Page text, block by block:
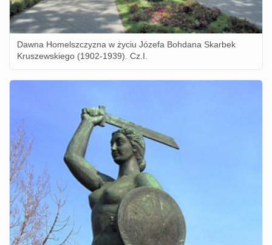
Dawna Homelszczyzna w życiu Józefa Bohdana Skarbek
Kruszewskiego (1902-1939). Cz.I.